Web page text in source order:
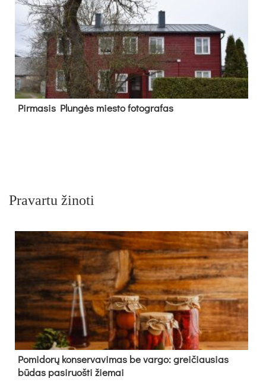
Pir­ma­sis Plun­gės mies­to fo­tog­ra­fas
Pravartu žinoti
Pomidorų konservavimas be vargo: greičiausias
būdas pasiruošti žiemai